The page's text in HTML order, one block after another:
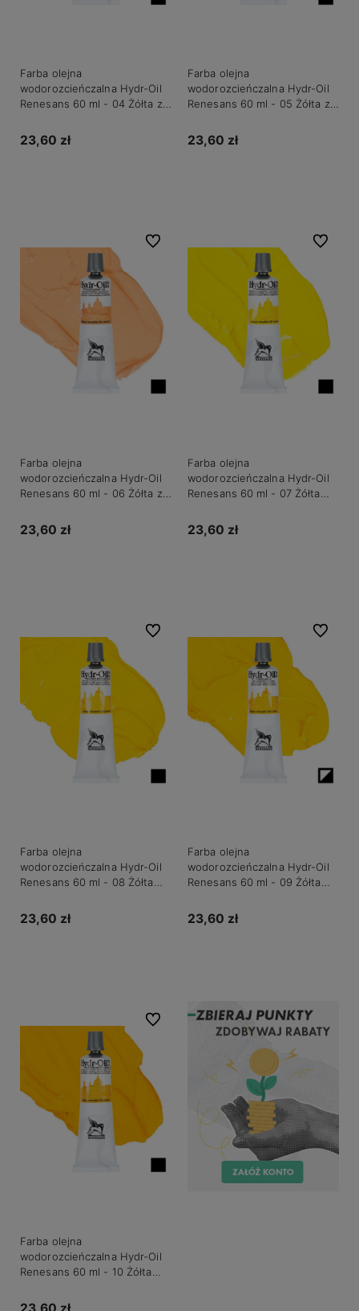
Farba olejna
wodorozcieńczalna Hydr-Oil
Renesans 60 ml - 04 Żółta z
23,60 zł
Farba olejna
wodorozcieńczalna Hydr-Oil
Renesans 60 ml - 05 Żółta z
23,60 zł
Farba olejna
wodorozcieńczalna Hydr-Oil
Renesans 60 ml - 06 Żółta z
23,60 zł
Do ulubionych
Farba olejna
wodorozcieńczalna Hydr-Oil
Renesans 60 ml - 07 Żółta
23,60 zł
Do
Farba olejna
wodorozcieńczalna Hydr-Oil
Renesans 60 ml - 08 Żółta
23,60 zł
Do ulubionych
Farba olejna
wodorozcieńczalna Hydr-Oil
Renesans 60 ml - 09 Żółta
23,60 zł
Do
Farba olejna
wodorozcieńczalna Hydr-Oil
Renesans 60 ml - 10 Żółta
Do ulubionych